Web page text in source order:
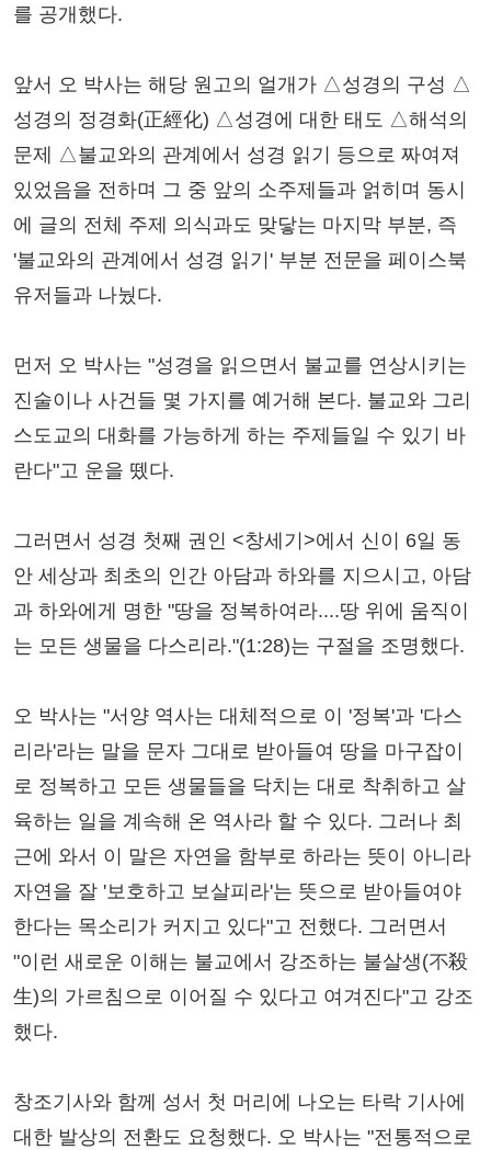
를 공개했다.
앞서 오 박사는 해당 원고의 얼개가 △성경의 구성 △
성경의 정경화(正經化) △성경에 대한 태도 △해석의
문제 △불교와의 관계에서 성경 읽기 등으로 짜여져
있었음을 전하며 그 중 앞의 소주제들과 얽히며 동시
에 글의 전체 주제 의식과도 맞닿는 마지막 부분, 즉
'불교와의 관계에서 성경 읽기' 부분 전문을 페이스북
유저들과 나눴다.
먼저 오 박사는 "성경을 읽으면서 불교를 연상시키는
진술이나 사건들 몇 가지를 예거해 본다. 불교와 그리
스도교의 대화를 가능하게 하는 주제들일 수 있기 바
란다"고 운을 뗐다.
그러면서 성경 첫째 권인 <창세기>에서 신이 6일 동
안 세상과 최초의 인간 아담과 하와를 지으시고, 아담
과 하와에게 명한 "땅을 정복하여라....땅 위에 움직이
는 모든 생물을 다스리라."(1:28)는 구절을 조명했다.
오 박사는 "서양 역사는 대체적으로 이 '정복'과 '다스
리라'라는 말을 문자 그대로 받아들여 땅을 마구잡이
로 정복하고 모든 생물들을 닥치는 대로 착취하고 살
육하는 일을 계속해 온 역사라 할 수 있다. 그러나 최
근에 와서 이 말은 자연을 함부로 하라는 뜻이 아니라
자연을 잘 '보호하고 보살피라'는 뜻으로 받아들여야
한다는 목소리가 커지고 있다"고 전했다. 그러면서
"이런 새로운 이해는 불교에서 강조하는 불살생(不殺
生)의 가르침으로 이어질 수 있다고 여겨진다"고 강조
했다.
창조기사와 함께 성서 첫 머리에 나오는 타락 기사에
대한 발상의 전환도 요청했다. 오 박사는 "전통적으로